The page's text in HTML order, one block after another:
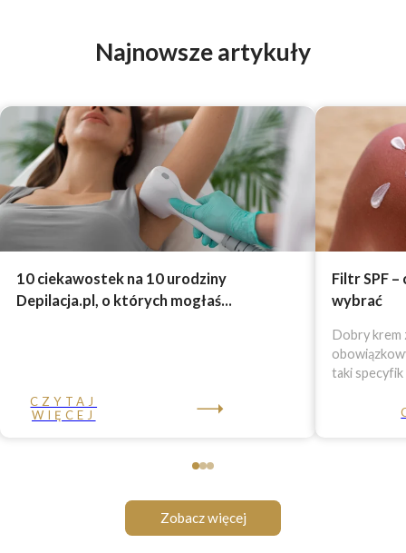
Najnowsze artykuły
10 ciekawostek na 10 urodziny
Depilacja.pl, o których mogłaś...
CZYTAJ
WIĘCEJ
Filtr SPF
wybrać
Dobry krem
taki specyfik
Zobacz więcej